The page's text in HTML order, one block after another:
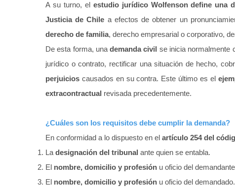
A su turno, el estudio jurídico Wolfenson define una
Justicia de Chile a efectos de obtener un
derecho de familia, derecho empresarial o corporativo,
De esta forma, unademanda civil se inicia normalmente
jurídico o contrato, rectificar una situación de hecho,
perjuicios causados en su contra. Este último es el
extracontractual revisada precedentemente.
¿Cuáles son los requisitos debe cumplir la demanda?
En conformidad a lo dispuesto en el artículo 254 del
La designación del tribunal ante quien se entabla.
El nombre, domicilio y profesión u oficio del
El nombre, domicilio y profesión u oficio del demandado.